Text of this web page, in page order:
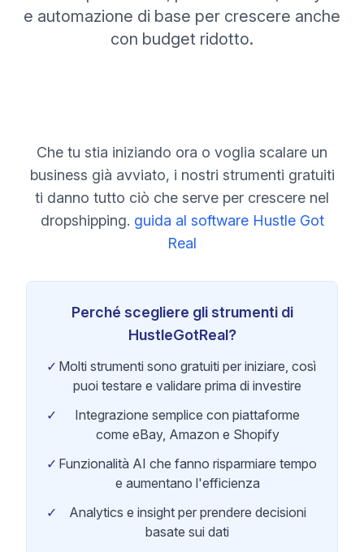
e automazione di base per crescere anche
con budget ridotto.
Che tu stia iniziando ora o voglia scalare un
business già avviato, i nostri strumenti gratuiti
ti danno tutto ciò che serve per crescere nel
dropshipping. guida al software Hustle Got
Real
Perché scegliere gli strumenti di
HustleGotReal?
✓ Molti strumenti sono gratuiti per iniziare, così
puoi testare e validare prima di investire
✓
Integrazione semplice con piattaforme
come eBay, Amazon e Shopify
✓ Funzionalità AI che fanno risparmiare tempo
e aumentano l'efficienza
✓
Analytics e insight per prendere decisioni
basate sui dati